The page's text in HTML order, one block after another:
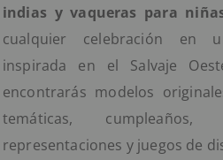
indias y vaqueras para
cualquier celebración en
inspirada en el Salvaje
encontrarás modelos
temáticas, cumpleaños,
representaciones y juegos de